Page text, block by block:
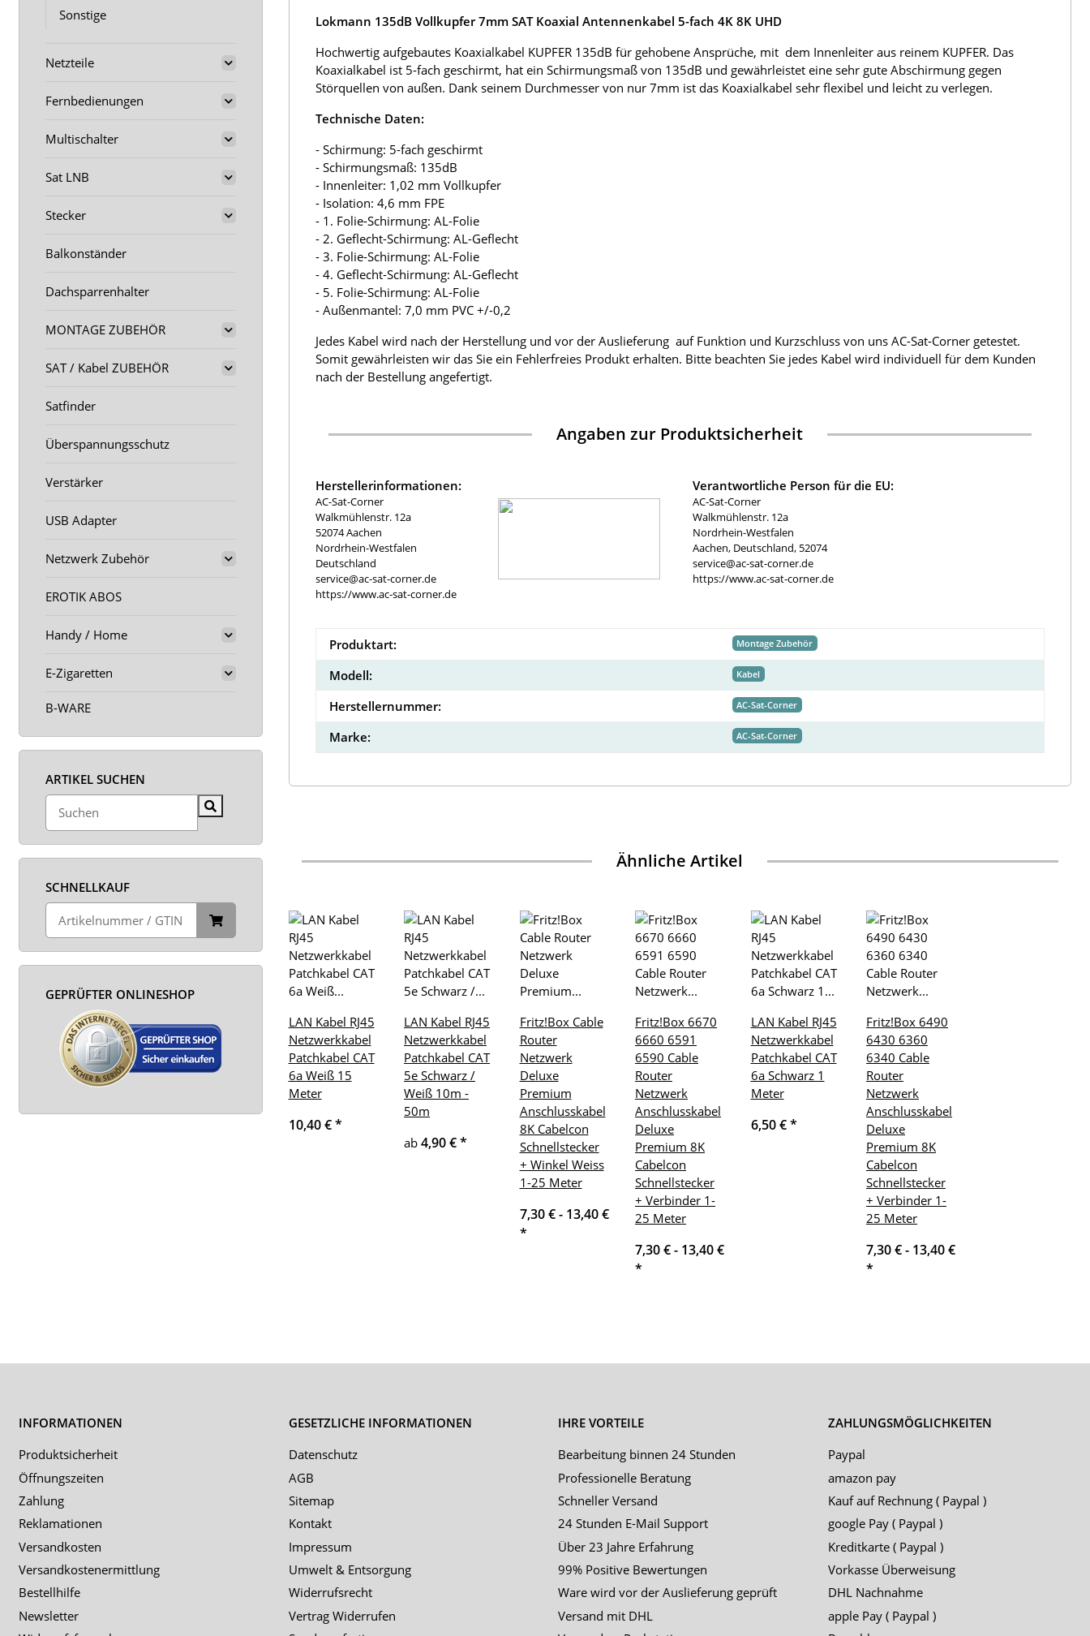
Lokmann 135dB Vollkupfer 7mm SAT Koaxial Antennenkabel 5-fach 4K 8K UHD
Hochwertig aufgebautes Koaxialkabel KUPFER 135dB für gehobene Ansprüche, mit dem Innenleiter aus reinem KUPFER. Das
Koaxialkabel ist 5-fach geschirmt, hat ein Schirmungsmaß von 135dB und gewährleistet eine sehr gute Abschirmung gegen
Störquellen von außen. Dank seinem Durchmesser von nur 7mm ist das Koaxialkabel sehr flexibel und leicht zu verlegen.
Technische Daten:
- Schirmung: 5-fach geschirmt
- Schirmungsmaß: 135dB
- Innenleiter: 1,02 mm Vollkupfer
- Isolation: 4,6 mm FPE
- 1. Folie-Schirmung: AL-Folie
- 2. Geflecht-Schirmung: AL-Geflecht
- 3. Folie-Schirmung: AL-Folie
- 4. Geflecht-Schirmung: AL-Geflecht
- 5. Folie-Schirmung: AL-Folie
- Außenmantel: 7,0 mm PVC +/-0,2
Jedes Kabel wird nach der Herstellung und vor der Auslieferung auf Funktion und Kurzschluss von uns AC-Sat-Corner getestet.
Somit gewährleisten wir das Sie ein Fehlerfreies Produkt erhalten. Bitte beachten Sie jedes Kabel wird individuell für dem Kunden
nach der Bestellung angefertigt.
Angaben zur Produktsicherheit
Herstellerinformationen:
AC-Sat-Corner
Walkmühlenstr. 12a
52074 Aachen
Nordrhein-Westfalen
Deutschland
service@ac-sat-corner.de
https://www.ac-sat-corner.de
Verantwortliche Person für die EU:
AC-Sat-Corner
Walkmühlenstr. 12a
Nordrhein-Westfalen
Aachen, Deutschland, 52074
service@ac-sat-corner.de
https://www.ac-sat-corner.de
Produktart: Montage Zubehör
Modell: Kabel
Herstellernummer: AC-Sat-Corner
Marke: AC-Sat-Corner
Ähnliche Artikel
LAN Kabel RJ45
Netzwerkkabel
Patchkabel CAT
6a Weiß 15
Meter
10,40 €*
LAN Kabel RJ45
Netzwerkkabel
Patchkabel CAT
5e Schwarz /
Weiß 10m -
50m
ab 4,90 €*
Fritz!Box Cable
Router
Netzwerk
Deluxe
Premium
Anschlusskabel
8K Cabelcon
Schnellstecker
+ Winkel Weiss
1-25 Meter
7,30 € - 13,40 €
*
Fritz!Box 6670
6660 6591
6590 Cable
Router
Netzwerk
Anschlusskabel
Deluxe
Premium 8K
Cabelcon
Schnellstecker
+ Verbinder 1-
25 Meter
7,30 € - 13,40 €
*
LAN Kabel RJ45
Netzwerkkabel
Patchkabel CAT
6a Schwarz 1
Meter
6,50 €*
Fritz!Box 6490
6430 6360
6340 Cable
Router
Netzwerk
Anschlusskabel
Deluxe
Premium 8K
Cabelcon
Schnellstecker
+ Verbinder 1-
25 Meter
7,30 € - 13,40 €
*
Sonstige
Netzteile
Fernbedienungen
Multischalter
Sat LNB
Stecker
Balkonständer
Dachsparrenhalter
MONTAGE ZUBEHÖR
SAT / Kabel ZUBEHÖR
Satfinder
Überspannungsschutz
Verstärker
USB Adapter
Netzwerk Zubehör
EROTIK ABOS
Handy / Home
E-Zigaretten
B-WARE
ARTIKEL SUCHEN
SCHNELLKAUF
GEPRÜFTER ONLINESHOP
INFORMATIONEN
Produktsicherheit
Öffnungszeiten
Zahlung
Reklamationen
Versandkosten
Versandkostenermittlung
Bestellhilfe
Newsletter
GESETZLICHE INFORMATIONEN
Datenschutz
AGB
Sitemap
Kontakt
Impressum
Umwelt & Entsorgung
Widerrufsrecht
Vertrag Widerrufen
IHRE VORTEILE
Bearbeitung binnen 24 Stunden
Professionelle Beratung
Schneller Versand
24 Stunden E-Mail Support
Über 23 Jahre Erfahrung
99% Positive Bewertungen
Ware wird vor der Auslieferung geprüft
Versand mit DHL
ZAHLUNGSMÖGLICHKEITEN
Paypal
amazon pay
Kauf auf Rechnung ( Paypal )
google Pay ( Paypal )
Kreditkarte ( Paypal )
Vorkasse Überweisung
DHL Nachnahme
apple Pay ( Paypal )